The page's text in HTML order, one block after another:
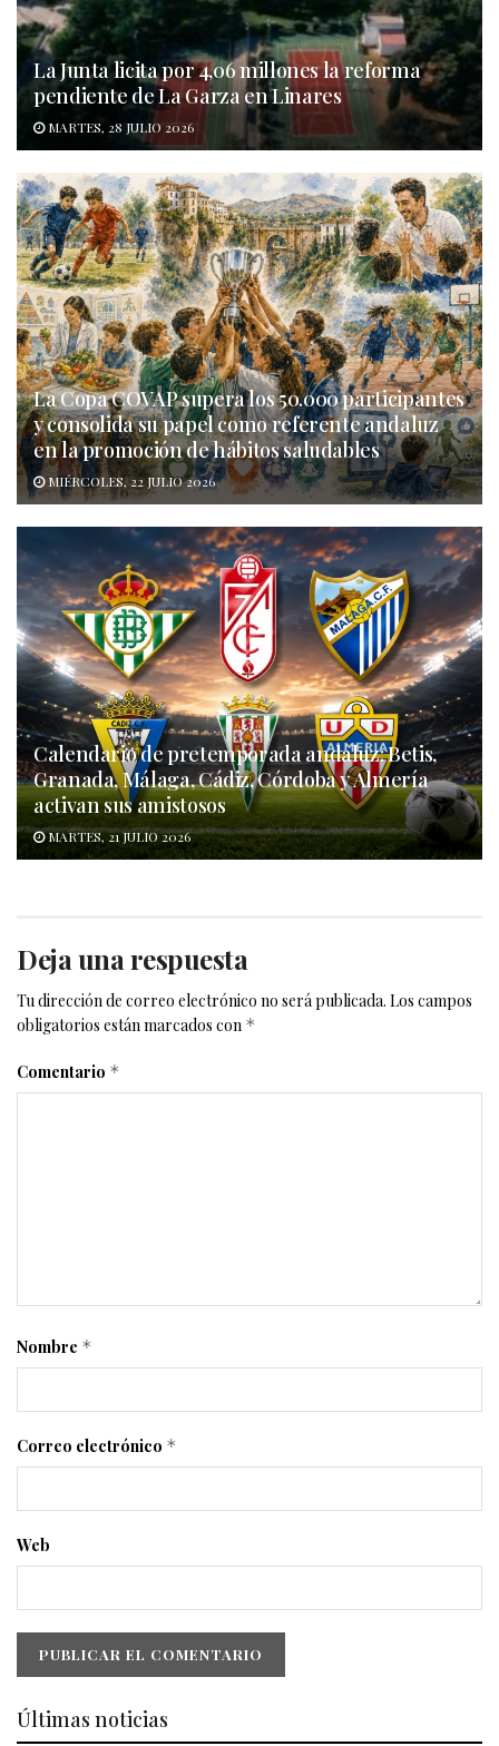
La Junta licita por 4,06 millones la reforma
pendiente de La Garza en Linares
MARTES, 28 JULIO 2026
La Copa COVAP supera los 50.000 participantes
y consolida su papel como referente andaluz
en la promoción de hábitos saludables
MIÉRCOLES, 22 JULIO 2026
Calendario de pretemporada andaluz: Betis,
Granada, Málaga, Cádiz, Córdoba y Almería
activan sus amistosos
MARTES, 21 JULIO 2026
Deja una respuesta
Tu dirección de correo electrónico no será publicada. Los campos
obligatorios están marcados con *
Comentario *
Nombre *
Correo electrónico *
Web
Últimas noticias